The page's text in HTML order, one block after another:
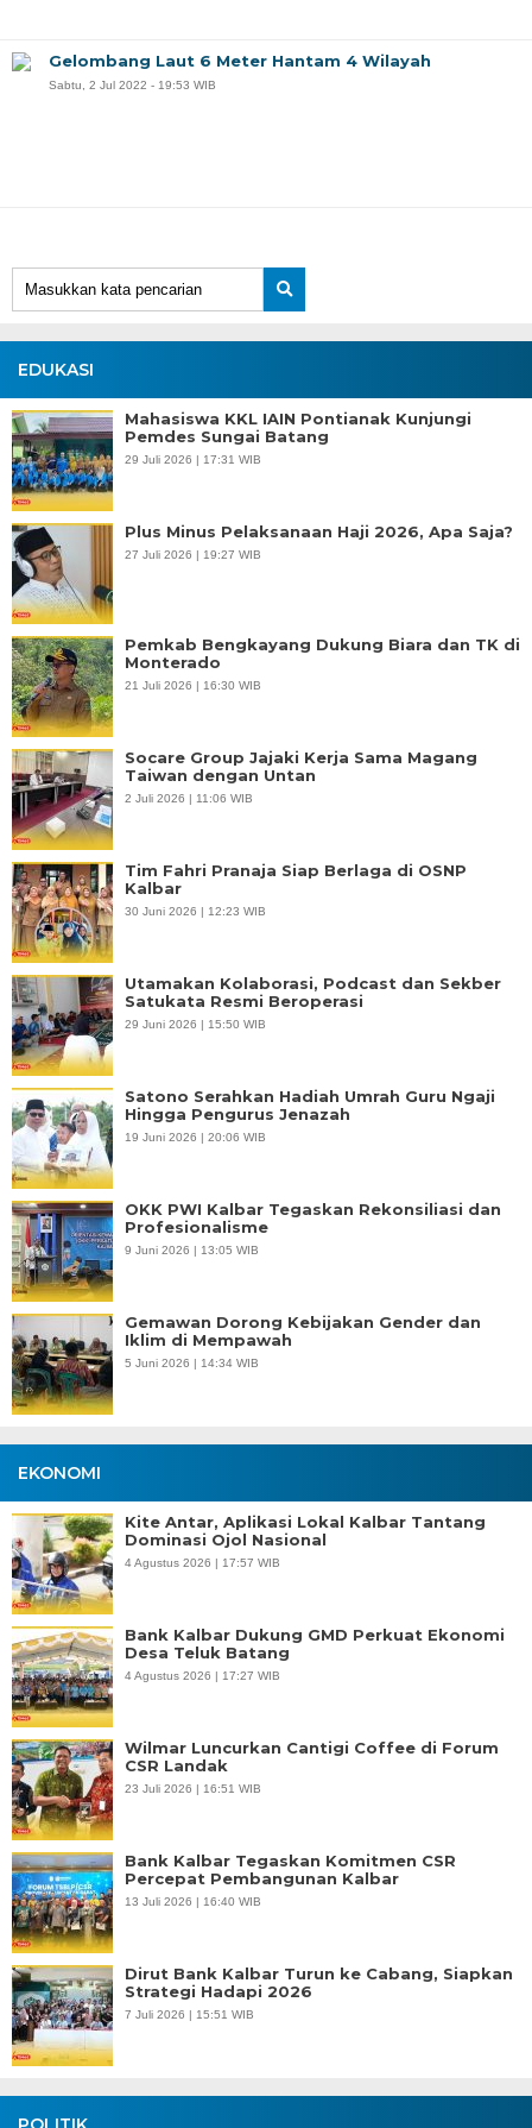
EDUKASI
Mahasiswa KKL IAIN Pontianak Kunjungi
Pemdes Sungai Batang
29 Juli 2026 | 17:31 WIB
Plus Minus Pelaksanaan Haji 2026, Apa Saja?
27 Juli 2026 | 19:27 WIB
Pemkab Bengkayang Dukung Biara dan TK di
Monterado
21 Juli 2026 | 16:30 WIB
Socare Group Jajaki Kerja Sama Magang
Taiwan dengan Untan
2 Juli 2026 | 11:06 WIB
Tim Fahri Pranaja Siap Berlaga di OSNP
Kalbar
30 Juni 2026 | 12:23 WIB
Utamakan Kolaborasi, Podcast dan Sekber
Satukata Resmi Beroperasi
29 Juni 2026 | 15:50 WIB
Satono Serahkan Hadiah Umrah Guru Ngaji
Hingga Pengurus Jenazah
19 Juni 2026 | 20:06 WIB
OKK PWI Kalbar Tegaskan Rekonsiliasi dan
Profesionalisme
9 Juni 2026 | 13:05 WIB
Gemawan Dorong Kebijakan Gender dan
Iklim di Mempawah
5 Juni 2026 | 14:34 WIB
EKONOMI
Kite Antar, Aplikasi Lokal Kalbar Tantang
Dominasi Ojol Nasional
4 Agustus 2026 | 17:57 WIB
Bank Kalbar Dukung GMD Perkuat Ekonomi
Desa Teluk Batang
4 Agustus 2026 | 17:27 WIB
Wilmar Luncurkan Cantigi Coffee di Forum
CSR Landak
23 Juli 2026 | 16:51 WIB
Bank Kalbar Tegaskan Komitmen CSR
Percepat Pembangunan Kalbar
13 Juli 2026 | 16:40 WIB
Dirut Bank Kalbar Turun ke Cabang, Siapkan
Strategi Hadapi 2026
7 Juli 2026 | 15:51 WIB
Gelombang Laut 6 Meter Hantam 4 Wilayah
Sabtu, 2 Jul 2022 - 19:53 WIB